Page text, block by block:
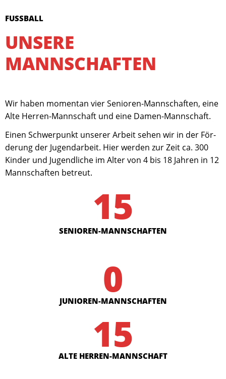
FUSSBALL
UNSERE
MANNSCHAFTEN
Wir haben momentan vier Senioren-Mannschaften, eine
Alte Herren-Mannschaft und eine Damen-Mannschaft.
Einen Schwerpunkt unserer Arbeit sehen wir in der För­
derung der Jugend­arbeit. Hier werden zur Zeit ca. 300
Kinder und Jugend­liche im Alter von 4 bis 18 Jahren in 12
Mann­schaften be­treut.
SENIOREN-MANNSCHAFTEN
15
JUNIOREN-MANNSCHAFTEN
0
ALTE HERREN-MANNSCHAFT
15